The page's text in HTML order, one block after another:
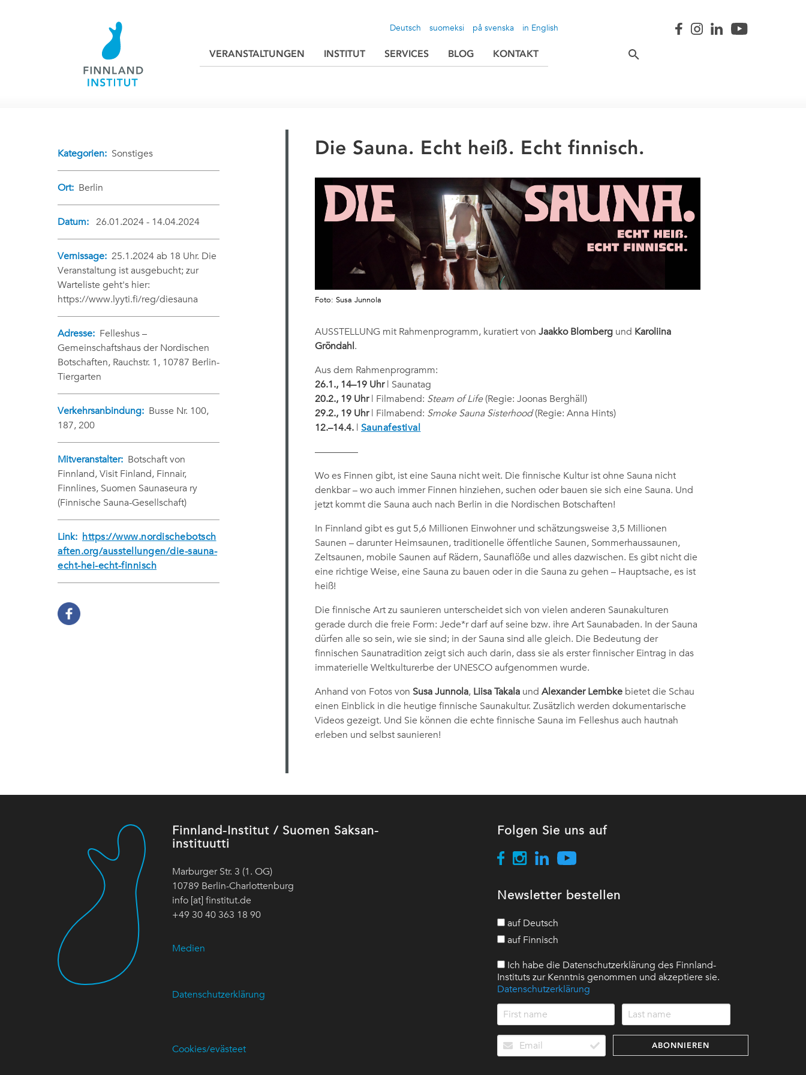
suomeksi
Deutsch på svenska in English
VERANSTALTUNGEN INSTITUT SERVICES BLOG KONTAKT
Kategorien: Sonstiges
Ort: Berlin
Datum: 26.01.2024 - 14.04.2024
Vernissage: 25.1.2024 ab 18 Uhr. Die
Veranstaltung ist ausgebucht; zur
Warteliste geht's hier:
https://www.lyyti.fi/reg/diesauna
Adresse: Felleshus –
Gemeinschaftshaus der Nordischen
Botschaften, Rauchstr. 1, 10787 Berlin-
Tiergarten
Verkehrsanbindung: Busse Nr. 100,
187, 200
Mitveranstalter: Botschaft von
Finnland, Visit Finland, Finnair,
Finnlines, Suomen Saunaseura ry
(Finnische Sauna-Gesellschaft)
Link: https://www.nordischebotsch
aften.org/ausstellungen/die-sauna-
echt-hei-echt-finnisch
Die Sauna. Echt heiß. Echt finnisch.
Foto: Susa Junnola
AUSSTELLUNG mit Rahmenprogramm, kuratiert von Jaakko Blombergund Karoliina
Gröndahl.
Aus dem Rahmenprogramm:
26.1., 14–19 Uhr| Saunatag
20.2., 19 Uhr| Filmabend: Steam of Life (Regie: Joonas Berghäll)
29.2., 19 Uhr| Filmabend: Smoke Sauna Sisterhood(Regie: Anna Hints)
12.–14.4.| Saunafestival
————–
Wo es Finnen gibt, ist eine Sauna nicht weit. Die finnische Kultur ist ohne Sauna nicht
denkbar – wo auch immer Finnen hinziehen, suchen oder bauen sie sich eine Sauna. Und
jetzt kommt die Sauna auch nach Berlin in die Nordischen Botschaften!
In Finnland gibt es gut 5,6 Millionen Einwohner und schätzungsweise 3,5 Millionen
Saunen – darunter Heim­saunen, traditionelle öffentliche Saunen, Sommerhaussaunen,
Zeltsaunen, mobile Saunen auf Rädern, Sauna­flöße und alles dazwischen. Es gibt nicht die
eine richtige Weise, eine Sauna zu bauen oder in die Sauna zu gehen – Hauptsache, es ist
heiß!
Die finnische Art zu saunieren unterscheidet sich von vielen anderen Saunakulturen
gerade durch die freie Form: Jede*r darf auf seine bzw. ihre Art Saunabaden. In der Sauna
dürfen alle so sein, wie sie sind; in der Sauna sind alle gleich. Die Bedeutung der
finnischen Saunatradition zeigt sich auch darin, dass sie als erster finnischer Eintrag in das
immaterielle Welt­kultur­erbe der UNESCO aufgenommen wurde.
Anhand von Fotos von Susa Junnola, Liisa Takalaund Alexander Lembkebietet die Schau
einen Einblick in die heutige finnische Saunakultur. Zusätzlich werden dokumentarische
Videos gezeigt. Und Sie können die echte finnische Sauna im Felleshus auch hautnah
erleben und selbst saunieren!
Finnland-Institut / Suomen Saksan-
instituutti
Marburger Str. 3 (1. OG)
10789 Berlin-Charlottenburg
info [at] finstitut.de
+49 30 40 363 18 90
Medien
Datenschutzerklärung
Cookies/evästeet
Folgen Sie uns auf
Newsletter bestellen
auf Deutsch
auf Finnisch
Ich habe die Datenschutzerklärung des Finnland-
Instituts zur Kenntnis genommen und akzeptiere sie.
Datenschutzerklärung
ABONNIEREN